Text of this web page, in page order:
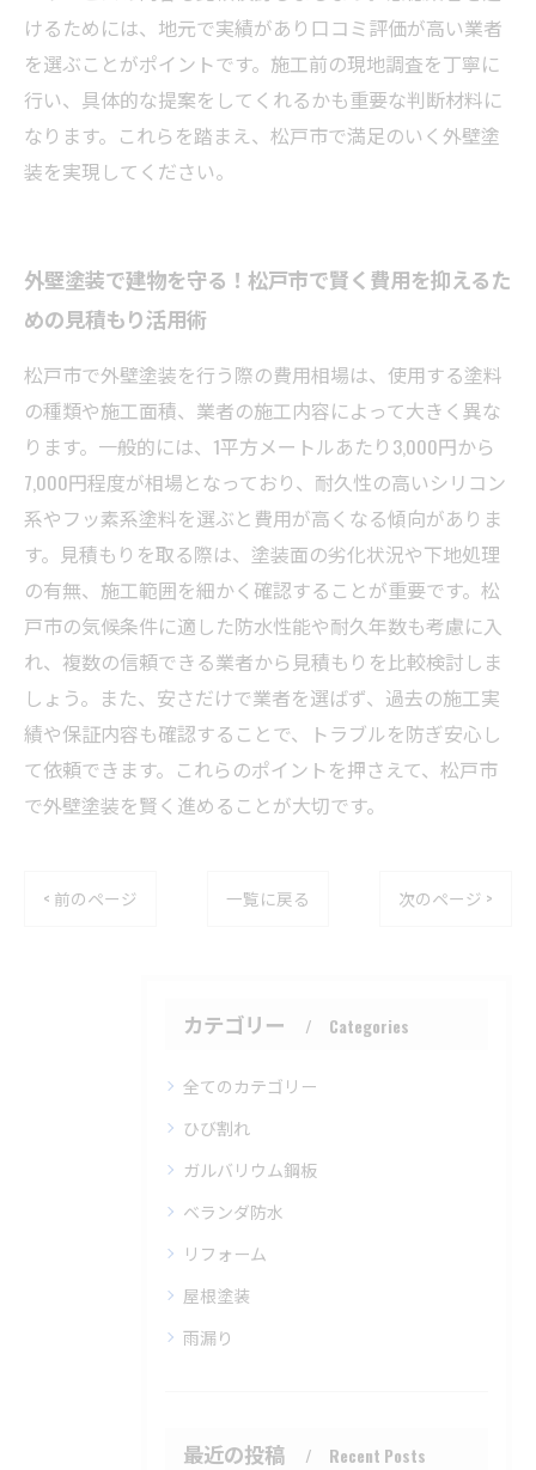
けるためには、地元で実績があり口コミ評価が高い業者
を選ぶことがポイントです。施工前の現地調査を丁寧に
行い、具体的な提案をしてくれるかも重要な判断材料に
なります。これらを踏まえ、松戸市で満足のいく外壁塗
装を実現してください。
外壁塗装で建物を守る！松戸市で賢く費用を抑えるた
めの見積もり活用術
松戸市で外壁塗装を行う際の費用相場は、使用する塗料
の種類や施工面積、業者の施工内容によって大きく異な
ります。一般的には、1平方メートルあたり3,000円から
7,000円程度が相場となっており、耐久性の高いシリコン
系やフッ素系塗料を選ぶと費用が高くなる傾向がありま
す。見積もりを取る際は、塗装面の劣化状況や下地処理
の有無、施工範囲を細かく確認することが重要です。松
戸市の気候条件に適した防水性能や耐久年数も考慮に入
れ、複数の信頼できる業者から見積もりを比較検討しま
しょう。また、安さだけで業者を選ばず、過去の施工実
績や保証内容も確認することで、トラブルを防ぎ安心し
て依頼できます。これらのポイントを押さえて、松戸市
で外壁塗装を賢く進めることが大切です。
< 前のページ 一覧に戻る 次のページ >
カテゴリー Categories
全てのカテゴリー
ひび割れ
ガルバリウム鋼板
ベランダ防水
リフォーム
屋根塗装
雨漏り
最近の投稿 Recent Posts